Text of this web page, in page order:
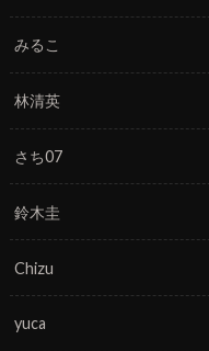
みるこ
林清英
さち07
鈴木圭
Chizu
yuca